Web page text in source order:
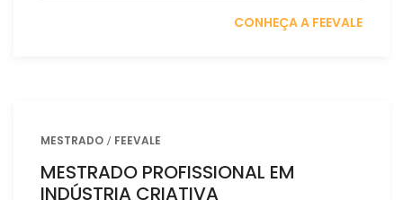
CONHEÇA A FEEVALE
MESTRADO FEEVALE
MESTRADO PROFISSIONAL EM
INDÚSTRIA CRIATIVA